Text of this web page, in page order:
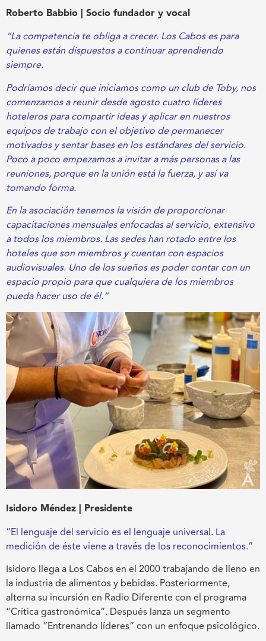
Roberto Babbio | Socio fundador y vocal
“La competencia te obliga a crecer. Los Cabos es para
quienes están dispuestos a continuar aprendiendo
siempre.
Podríamos decir que iniciamos como un club de Toby, nos
comenzamos a reunir desde agosto cuatro líderes
hoteleros para compartir ideas y aplicar en nuestros
equipos de trabajo con el objetivo de permanecer
motivados y sentar bases en los estándares del servicio.
Poco a poco empezamos a invitar a más personas a las
reuniones, porque en la unión está la fuerza, y así va
tomando forma.
En la asociación tenemos la visión de proporcionar
capacitaciones mensuales enfocadas al servicio, extensivo
a todos los miembros. Las sedes han rotado entre los
hoteles que son miembros y cuentan con espacios
audiovisuales. Uno de los sueños es poder contar con un
espacio propio para que cualquiera de los miembros
pueda hacer uso de él.”
Isidoro Méndez | Presidente
“El lenguaje del servicio es el lenguaje universal. La
medición de éste viene a través de los reconocimientos.”
Isidoro llega a Los Cabos en el 2000 trabajando de lleno en
la industria de alimentos y bebidas. Posteriormente,
alterna su incursión en Radio Diferente con el programa
“Crítica gastronómica”. Después lanza un segmento
llamado “Entrenando líderes” con un enfoque psicológico.